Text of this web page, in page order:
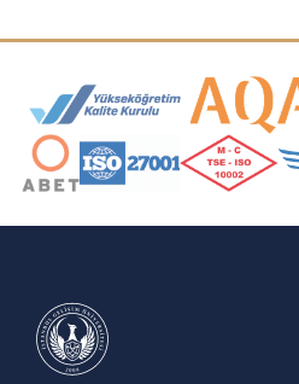
Akreditasyon ve